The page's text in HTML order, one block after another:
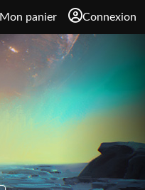
Mon panier Connexion